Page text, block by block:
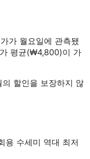
가 월요일에 관측됐
평균(₩4,800)이 가
의 할인을 보장하지 않
용 수세미 역대 최저